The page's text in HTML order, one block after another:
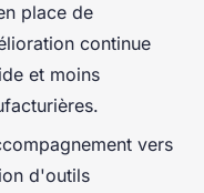
place de
continue
et moins
vers
d'outils